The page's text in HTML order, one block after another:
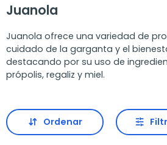
Juanola
Juanola ofrece una variedad de
cuidado de la garganta y el
destacando por su uso de
própolis, regaliz y miel.
Ordenar